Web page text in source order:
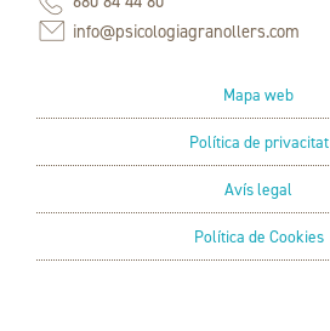
info@psicologiagranollers.com
Mapa web
Política de privacitat
Avís legal
Política de Cookies